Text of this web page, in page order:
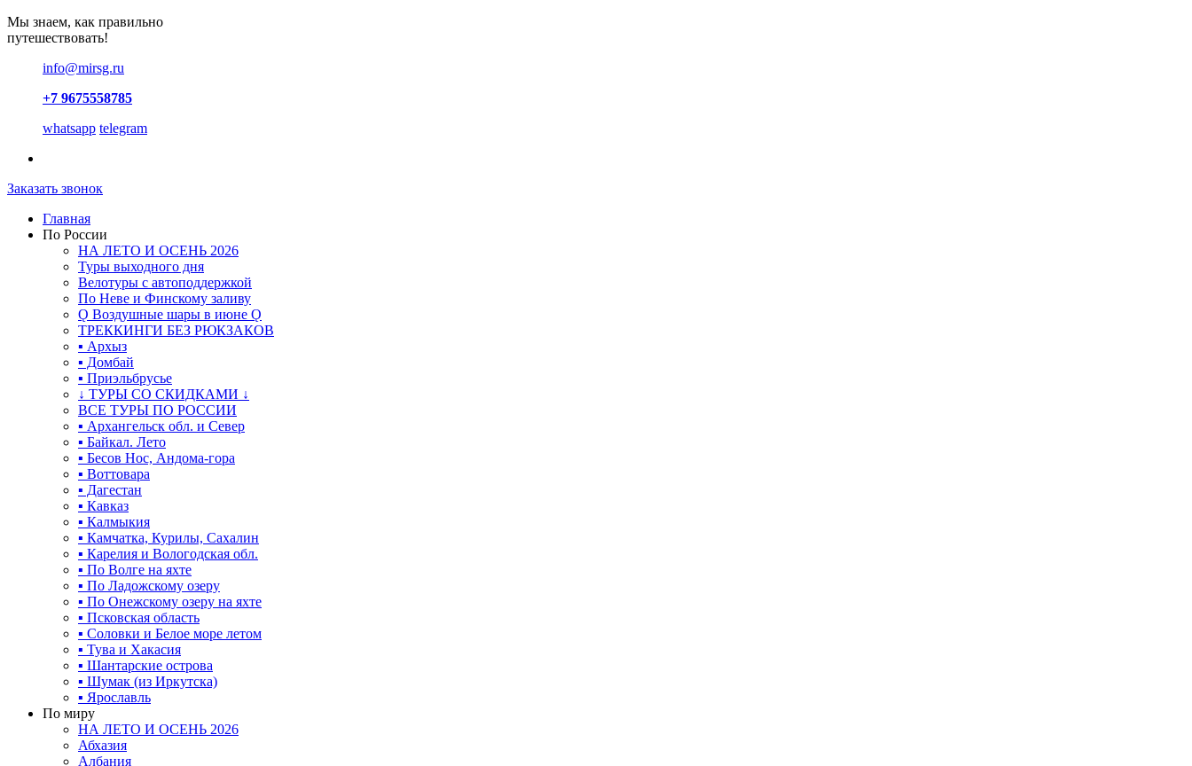
Мы знаем, как правильно
путешествовать!
info@mirsg.ru
+7 9675558785
whatsapp telegram
Заказать звонок
Главная
По России
НА ЛЕТО И ОСЕНЬ 2026
Туры выходного дня
Велотуры с автоподдержкой
По Неве и Финскому заливу
Ǫ Воздушные шары в июне Ǫ
ТРЕККИНГИ БЕЗ РЮКЗАКОВ
▪ Архыз
▪ Домбай
▪ Приэльбрусье
↓ ТУРЫ СО СКИДКАМИ ↓
ВСЕ ТУРЫ ПО РОССИИ
▪ Архангельск обл. и Север
▪ Байкал. Лето
▪ Бесов Нос, Андома-гора
▪ Воттовара
▪ Дагестан
▪ Кавказ
▪ Калмыкия
▪ Камчатка, Курилы, Сахалин
▪ Карелия и Вологодская обл.
▪ По Волге на яхте
▪ По Ладожскому озеру
▪ По Онежскому озеру на яхте
▪ Псковская область
▪ Соловки и Белое море летом
▪ Тува и Хакасия
▪ Шантарские острова
▪ Шумак (из Иркутска)
▪ Ярославль
По миру
НА ЛЕТО И ОСЕНЬ 2026
Абхазия
Албания